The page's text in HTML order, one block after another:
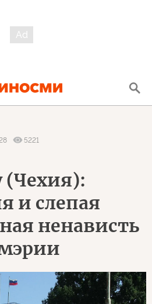
5221
(Чехия):
и слепая
ненависть